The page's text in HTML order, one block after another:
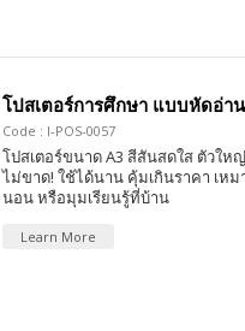
โปสเตอร์การศึกษา แบบหัดอ่า
Code : I-POS-0057
โปสเตอร์ขนาด A3 สีสันสดใส ตัวใ
ไม่ขาด! ใช้ได้นาน คุ้มเกินราคา เห
นอน หรือมุมเรียนรู้ที่บ้าน
Learn More